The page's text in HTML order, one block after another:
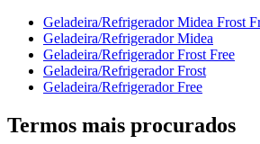
Geladeira/Refrigerador Midea Frost
Geladeira/Refrigerador Midea
Geladeira/Refrigerador Frost Free
Geladeira/Refrigerador Frost
Geladeira/Refrigerador Free
Termos mais procurados